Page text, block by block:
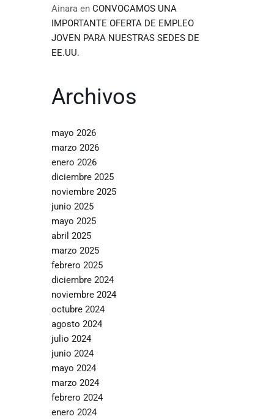
Ainara en CONVOCAMOS UNA
IMPORTANTE OFERTA DE EMPLEO
JOVEN PARA NUESTRAS SEDES DE
EE.UU.
Archivos
mayo 2026
marzo 2026
enero 2026
diciembre 2025
noviembre 2025
junio 2025
mayo 2025
abril 2025
marzo 2025
febrero 2025
diciembre 2024
noviembre 2024
octubre 2024
agosto 2024
julio 2024
junio 2024
mayo 2024
marzo 2024
febrero 2024
enero 2024